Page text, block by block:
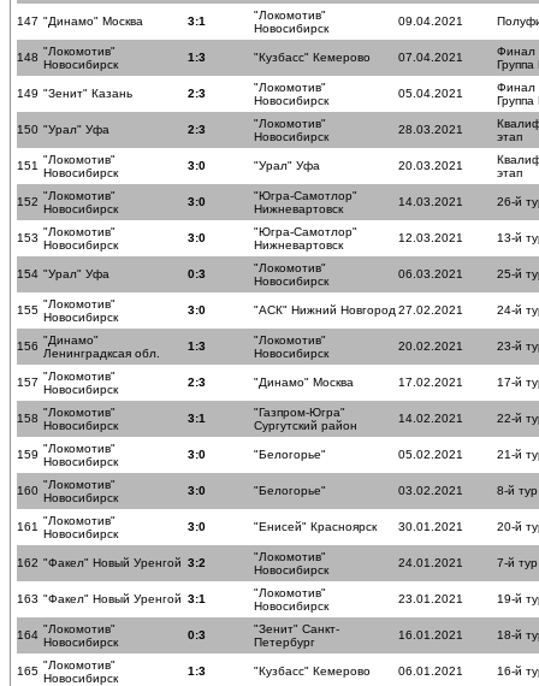
147 "Динамо" Москва 3:1
"Локомотив"
Новосибирск
09.04.2021
148 "Локомотив"
Новосибирск
1:3 "Кузбасс" Кемерово 07.04.2021
Финал
Группа
149 "Зенит" Казань 2:3
"Локомотив"
Новосибирск
05.04.2021
Финал
Группа
150 "Урал" Уфа 2:3
"Локомотив"
Новосибирск
28.03.2021
этап
151 "Локомотив"
Новосибирск
3:0 "Урал" Уфа 20.03.2021
этап
152 "Локомотив"
Новосибирск
3:0
"Югра-Самотлор"
Нижневартовск
14.03.2021 26-й
153 "Локомотив"
Новосибирск
3:0
"Югра-Самотлор"
Нижневартовск
12.03.2021 13-й
154 "Урал" Уфа 0:3
"Локомотив"
Новосибирск
06.03.2021 25-й
155 "Локомотив"
Новосибирск
3:0 "АСК" Нижний Новгород 27.02.2021 24-й
156 "Динамо"
Ленинградксая обл.
1:3
"Локомотив"
Новосибирск
20.02.2021 23-й
157 "Локомотив"
Новосибирск
2:3 "Динамо" Москва 17.02.2021 17-й
158 "Локомотив"
Новосибирск
3:1
"Газпром-Югра"
Сургутский район
14.02.2021 22-й
159 "Локомотив"
Новосибирск
3:0 "Белогорье" 05.02.2021 21-й
160 "Локомотив"
Новосибирск
3:0 "Белогорье" 03.02.2021 8-й тур
161 "Локомотив"
Новосибирск
3:0 "Енисей" Красноярск 30.01.2021 20-й
162 "Факел" Новый Уренгой 3:2
"Локомотив"
Новосибирск
24.01.2021 7-й тур
163 "Факел" Новый Уренгой 3:1
"Локомотив"
Новосибирск
23.01.2021 19-й
164 "Локомотив"
Новосибирск
0:3
"Зенит" Санкт-
Петербург
16.01.2021 18-й
165 "Локомотив"
Новосибирск
1:3 "Кузбасс" Кемерово 06.01.2021 16-й